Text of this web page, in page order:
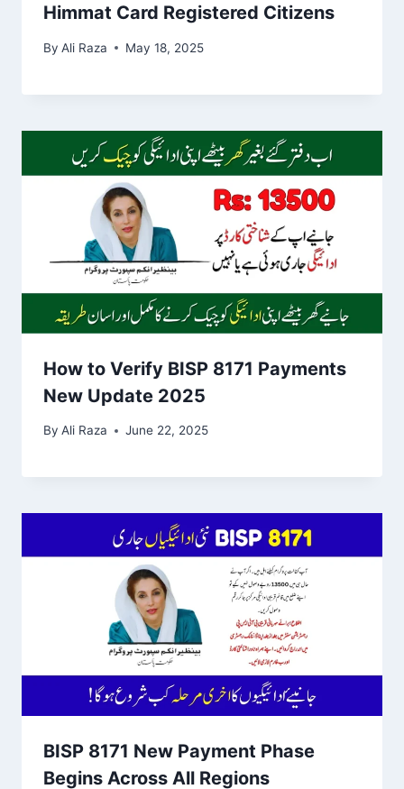
Himmat Card Registered Citizens
By Ali Raza May 18, 2025
How to Verify BISP 8171 Payments
New Update 2025
By Ali Raza June 22, 2025
BISP 8171 New Payment Phase
Begins Across All Regions